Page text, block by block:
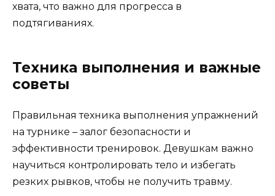
хвата, что важно для прогресса в
подтягиваниях.
Техника выполнения и важные
советы
Правильная техника выполнения упражнений
на турнике – залог безопасности и
эффективности тренировок. Девушкам важно
научиться контролировать тело и избегать
резких рывков, чтобы не получить травму.